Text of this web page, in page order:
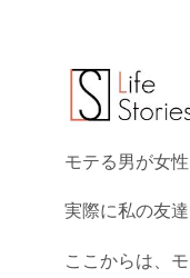
モテる男が女
実際に私の友
ここからは、